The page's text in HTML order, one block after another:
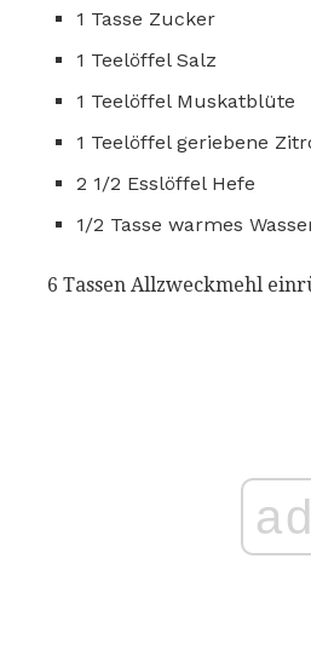
1 Tasse Zucker
1 Teelöffel Salz
1 Teelöffel Muskatblüte
1 Teelöffel geriebene
2 1/2 Esslöffel Hefe
1/2 Tasse warmes
6 Tassen Allzweckmehl
ad